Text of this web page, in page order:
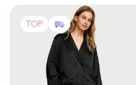
TOP